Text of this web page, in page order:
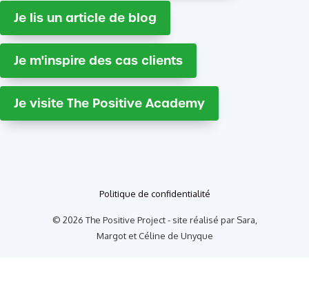
Je lis un article de blog
Je m'inspire des cas clients
Je visite The Positive Academy
Politique de confidentialité
© 2026 The Positive Project - site réalisé par Sara,
Margot et Céline de Unyque